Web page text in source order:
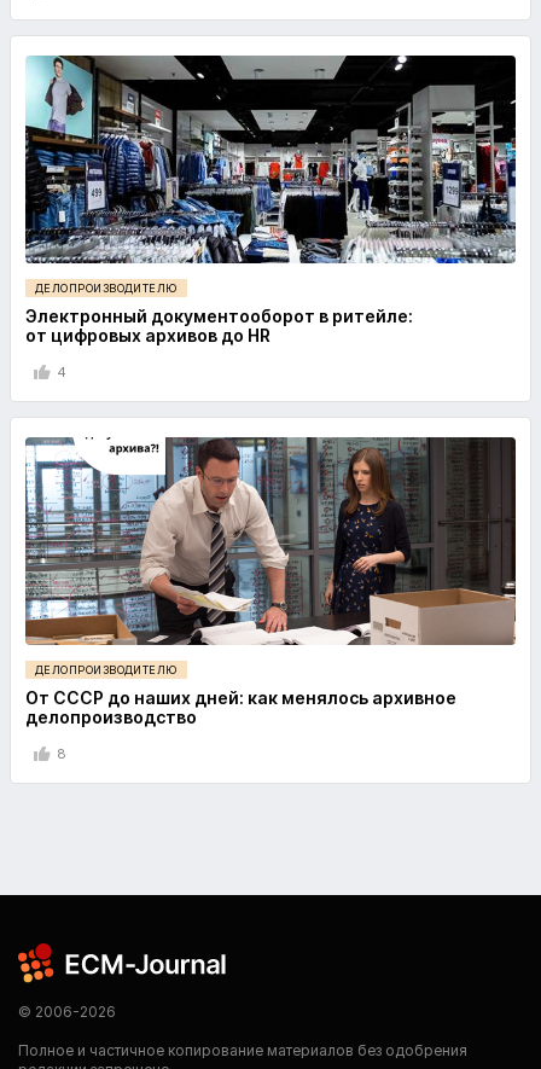
ДЕЛОПРОИЗВОДИТЕЛЮ
Электронный документооборот в ритейле:
от цифровых архивов до HR
4
ДЕЛОПРОИЗВОДИТЕЛЮ
От СССР до наших дней: как менялось архивное
делопроизводство
8
© 2006-2026
Полное и частичное копирование материалов без одобрения